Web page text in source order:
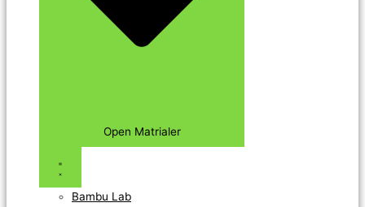
Open Matrialer
Bambu Lab